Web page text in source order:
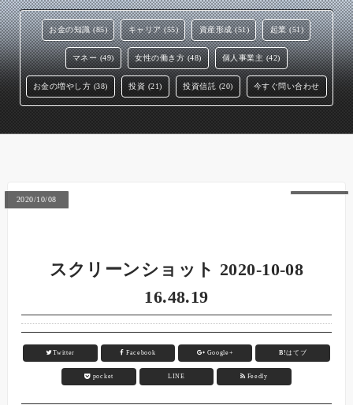
お金の知識 (85) キャリア (55) 資産形成 (51) 起業 (51)
マネー (49) 女性の働き方 (48) 個人事業主 (42)
お金の増やし方 (38) 投資 (21) 投資信託 (20) 今すぐ問い合わせ
2020/10/08
スクリーンショット 2020-10-08
16.48.19
Twitter Facebook Google+ B!はてブ
pocket LINE Feedly